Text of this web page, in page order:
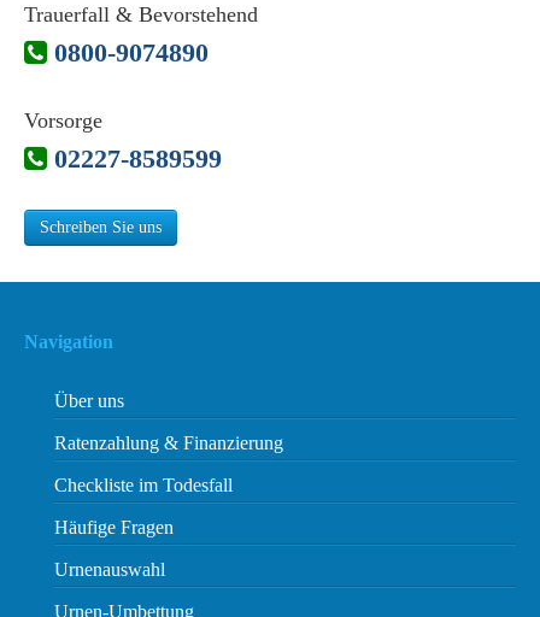
Trauerfall & Bevorstehend
0800-9074890
Vorsorge
02227-8589599
Schreiben Sie uns
Navigation
Über uns
Ratenzahlung & Finanzierung
Checkliste im Todesfall
Häufige Fragen
Urnenauswahl
Urnen-Umbettung